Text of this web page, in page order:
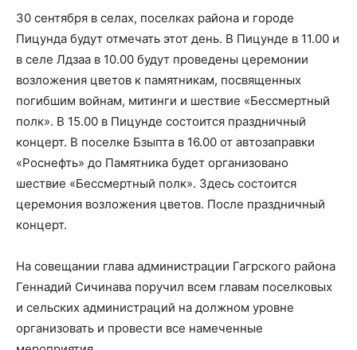
30 сентября в селах, поселках района и городе
Пицунда будут отмечать этот день. В Пицунде в 11.00 и
в селе Лдзаа в 10.00 будут проведены церемонии
возложения цветов к памятникам, посвященных
погибшим войнам, митинги и шествие «Бессмертный
полк». В 15.00 в Пицунде состоится праздничный
концерт. В поселке Бзыпта в 16.00 от автозаправки
«Роснефть» до Памятника будет организовано
шествие «Бессмертный полк». Здесь состоится
церемония возложения цветов. После праздничный
концерт.
На совещании глава администрации Гагрского района
Геннадий Сичинава поручил всем главам поселковых
и сельских администраций на должном уровне
организовать и провести все намеченные